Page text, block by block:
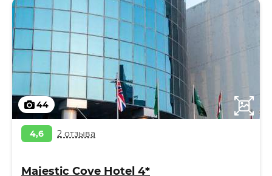
44
4,6 2 отзыва
Majestic Cove Hotel 4*